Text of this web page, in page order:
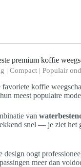
premium koffie
| Compact | Populair
koffie
meest populaire
van
snel — je ziet
oogt
meer dan